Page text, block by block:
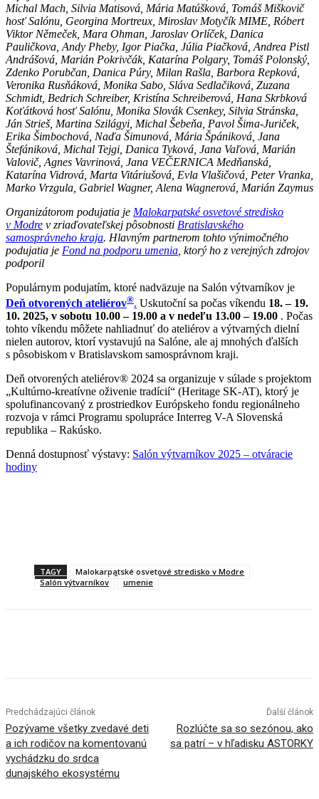
Michal Mach, Silvia Matisová, Mária Matúšková, Tomáš Miškovič
hosť Salónu, Georgina Mortreux, Miroslav Motyčík MIME, Róbert
Viktor Němeček, Mara Ohman, Jaroslav Orlíček, Danica
Pauličkova, Andy Pheby, Igor Piačka, Júlia Piačková, Andrea Pistl
Andrášová, Marián Pokrivčák, Katarína Polgary, Tomáš Polonský,
Zdenko Porubčan, Danica Púry, Milan Rašla, Barbora Repková,
Veronika Rusňáková, Monika Sabo, Sláva Sedlačiková, Zuzana
Schmidt, Bedrich Schreiber, Kristína Schreiberová, Hana Skrbková
Koťátková hosť Salónu, Monika Slovák Csenkey, Silvia Stránska,
Ján Strieš, Martina Szilágyi, Michal Šebeňa, Pavol Šima-Juriček,
Erika Šimbochová, Naďa Šimunová, Mária Špániková, Jana
Štefániková, Michal Tejgi, Danica Tyková, Jana Vaľová, Marián
Valovič, Agnes Vavrinová, Jana VEČERNICA Medňanská,
Katarína Vidrová, Marta Vitáriušová, Evla Vlašičová, Peter Vranka,
Marko Vrzgula, Gabriel Wagner, Alena Wagnerová, Marián Zaymus
Organizátorom podujatia je Malokarpatské osvetové stredisko
v Modre v zriaďovateľskej pôsobnosti Bratislavského
samosprávneho kraja. Hlavným partnerom tohto výnimočného
podujatia je Fond na podporu umenia , ktorý ho z verejných zdrojov
podporil
Populárnym podujatím, ktoré nadväzuje na Salón výtvarníkov je
Deň otvorených ateliérov®. Uskutoční sa počas víkendu 18. – 19.
10. 2025, v sobotu 10.00 – 19.00 a v nedeľu 13.00 – 19.00 . Počas
tohto víkendu môžete nahliadnuť do ateliérov a výtvarných dielní
nielen autorov, ktorí vystavujú na Salóne, ale aj mnohých ďalších
s pôsobiskom v Bratislavskom samosprávnom kraji.
Deň otvorených ateliérov® 2024 sa organizuje v súlade s projektom
„Kultúrno-kreatívne oživenie tradícií“ (Heritage SK-AT), ktorý je
spolufinancovaný z prostriedkov Európskeho fondu regionálneho
rozvoja v rámci Programu spolupráce Interreg V-A Slovenská
republika – Rakúsko.
Denná dostupnosť výstavy: Salón výtvarníkov 2025 – otváracie
hodiny
TAGY
Malokarpatské osvetové stredisko v Modre
Salón výtvarníkov
umenie
Predchádzajúci článok
Pozývame všetky zvedavé deti
a ich rodičov na komentovanú
vychádzku do srdca
dunajského ekosystému
Ďalší článok
Rozlúčte sa so sezónou, ako
sa patrí – v hľadisku ASTORKY